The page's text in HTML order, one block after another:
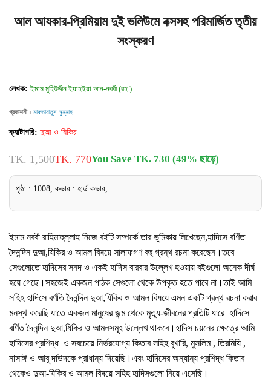
আল আযকার-প্রিমিয়াম দুই ভলিউমে বক্সসহ পরিমার্জিত তৃতীয়
সংস্করণ
লেখক:ইমাম মুহিউদ্দীন ইয়াহইয়া আন-নববী (রহ.)
প্রকাশনী : মাকতাবাতুস সুন্নাহ
ক্যাটাগরি: দুআ ও যিকির
TK. 1,500TK. 770You Save TK. 730 (49% ছাড়ে)
পৃষ্ঠা : 1008, কভার : হার্ড কভার,
ইমাম নববী রাহিমাহুল্লাহ নিজে বইটি সম্পর্কে তার ভূমিকায় লিখেছেন,হাদিসে বর্ণিত
দৈনন্দিন দুআ,যিকির ও আমল বিষয়ে সালাফগণ বহু গ্রন্থ রচনা করেছেন।তবে
সেগুলোতে হাদিসের সনদ ও একই হাদিস বারবার উল্লেখ হওয়ায় বইগুলো অনেক দীর্ঘ
হয়ে গেছে।সহজেই একজন পাঠক সেগুলো থেকে উপকৃত হতে পারে না।তাই আমি
সহিহ হাদিসে বর্ণতি দৈনন্দিন দুআ,যিকির ও আমল বিষয়ে এমন একটি গ্রন্থ রচনা করার
মনস্থ করেছি যাতে একজন মানুষের জন্ম থেকে মৃত্যু-জীবনের প্রতিটি ধারে হাদিসে
বর্ণিত দৈনন্দিন দুআ,যিকির ও আমলসমূহ উল্লেখ থাকবে।হাদিস চয়নের ক্ষেত্রে আমি
হাদিসের প্রশিদ্ধ ও সবচেয়ে নির্ভরযোগ্য কিতাব সহিহ বুখারি, মুসলিম , তিরমিযি ,
নাসাঈ ও আবূ দাউদকে প্রাধান্য দিয়েছি।এবং হাদিসের অন্যান্য প্রশিদ্ধ কিতাব
থেকেও দুআ-যিকির ও আমল বিষয়ে সহিহ হাদিসগুলো নিয়ে এসেছি।